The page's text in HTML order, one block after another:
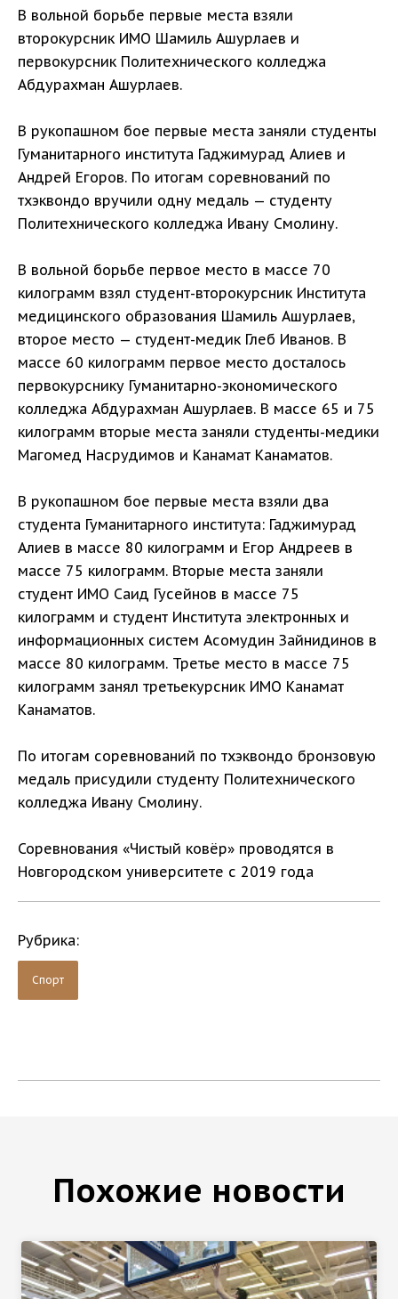
В вольной борьбе первые места взяли
второкурсник ИМО Шамиль Ашурлаев и
первокурсник Политехнического колледжа
Абдурахман Ашурлаев.
В рукопашном бое первые места заняли студенты
Гуманитарного института Гаджимурад Алиев и
Андрей Егоров. По итогам соревнований по
тхэквондо вручили одну медаль — студенту
Политехнического колледжа Ивану Смолину.
В вольной борьбе первое место в массе 70
килограмм взял студент-второкурсник Института
медицинского образования Шамиль Ашурлаев,
второе место — студент-медик Глеб Иванов. В
массе 60 килограмм первое место досталось
первокурснику Гуманитарно-экономического
колледжа Абдурахман Ашурлаев. В массе 65 и 75
килограмм вторые места заняли студенты-медики
Магомед Насрудимов и Канамат Канаматов.
В рукопашном бое первые места взяли два
студента Гуманитарного института: Гаджимурад
Алиев в массе 80 килограмм и Егор Андреев в
массе 75 килограмм. Вторые места заняли
студент ИМО Саид Гусейнов в массе 75
килограмм и студент Института электронных и
информационных систем Асомудин Зайнидинов в
массе 80 килограмм. Третье место в массе 75
килограмм занял третьекурсник ИМО Канамат
Канаматов.
По итогам соревнований по тхэквондо бронзовую
медаль присудили студенту Политехнического
колледжа Ивану Смолину.
Соревнования «Чистый ковёр» проводятся в
Новгородском университете с 2019 года
Рубрика:
Спорт
Похожие новости